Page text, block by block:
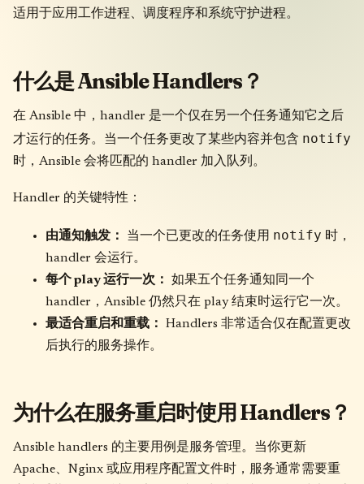
适用于应用工作进程、调度程序和系统守护进程。
什么是 Ansible Handlers？
在 Ansible 中，handler 是一个仅在另一个任务通知它之后
才运行的任务。当一个任务更改了某些内容并包含 notify
时，Ansible 会将匹配的 handler 加入队列。
Handler 的关键特性：
由通知触发： 当一个已更改的任务使用 notify 时，
handler 会运行。
每个 play 运行一次：
如果五个任务通知同一个
handler，Ansible 仍然只在 play 结束时运行它一次。
最适合重启和重载：
Handlers 非常适合仅在配置更改
后执行的服务操作。
为什么在服务重启时使用 Handlers？
Ansible handlers 的主要用例是服务管理。当你更新
Apache、Nginx 或应用程序配置文件时，服务通常需要重